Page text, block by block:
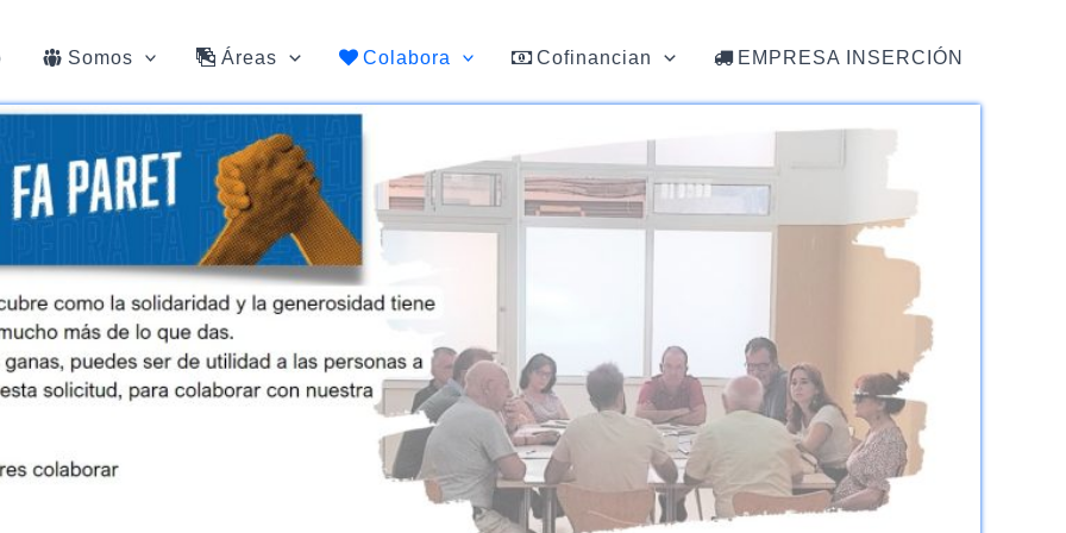
Somos Áreas Colabora Cofinancian EMPRESA INSERCIÓN